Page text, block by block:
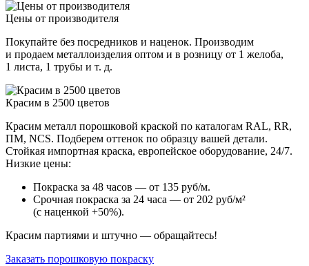
Цены от производителя
Покупайте без посредников и наценок. Производим
и продаем металлоизделия оптом и в розницу от 1 желоба,
1 листа, 1 трубы и т. д.
Красим в 2500 цветов
Красим металл порошковой краской по каталогам RAL, RR,
ПМ, NCS. Подберем оттенок по образцу вашей детали.
Стойкая импортная краска, европейское оборудование, 24/7.
Низкие цены:
Покраска за 48 часов — от 135 руб/м.
Срочная покраска за 24 часа — от 202 руб/м²
(с наценкой +50%).
Красим партиями и штучно — обращайтесь!
Заказать порошковую покраску